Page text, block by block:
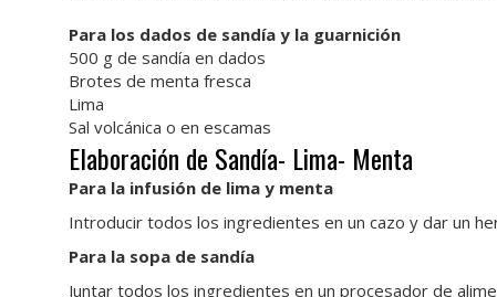
Para los dados de sandía y la guarnición
500 g de sandía en dados
Brotes de menta fresca
Lima
Sal volcánica o en escamas
Elaboración de Sandía- Lima- Menta
Para la infusión de lima y menta
Introducir todos los ingredientes en un cazo y dar un
Para la sopa de sandía
Juntar todos los ingredientes en un procesador de